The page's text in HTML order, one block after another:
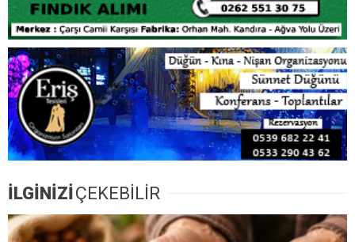
İLGİNİZİÇEKEBİLİR